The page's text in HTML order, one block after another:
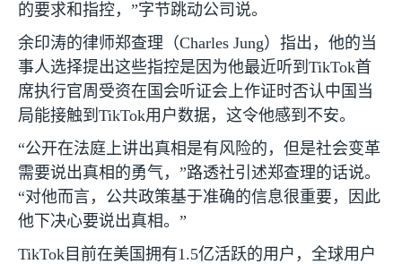
的要求和指控，”字节跳动公司说。
余印涛的律师郑查理（Charles Jung）指出，他的当
事人选择提出这些指控是因为他最近听到 TikTok首
席执行官周受资在国会听证会上作证时否认中国当
局能接触到 TikTok用户数据，这令他感到不安。
“公开在法庭上讲出真相是有风险的，但是社会变革
需要说出真相的勇气，”路透社引述郑查理的话说。
“对他而言，公共政策基于准确的信息很重要，因此
他下决心要说出真相。”
TikTok 目前在美国拥有1.5亿活跃的用户，全球用户